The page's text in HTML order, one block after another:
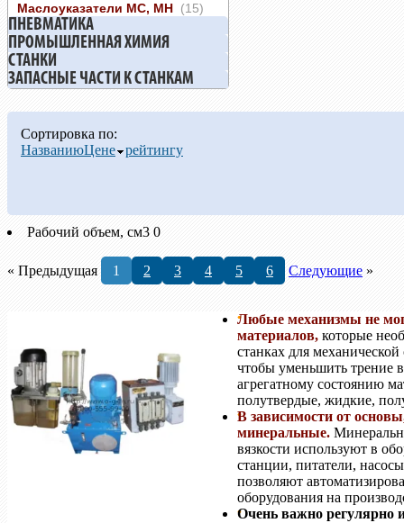
Маслоуказатели МС, МН (15)
ПНЕВМАТИКА
ПРОМЫШЛЕННАЯ ХИМИЯ
СТАНКИ
ЗАПАСНЫЕ ЧАСТИ К СТАНКАМ
Сортировка по:
НазваниюЦене рейтингу
Рабочий объем, см3 0
« Предыдущая 1 2 3 4 5 6 Следующие »
Любые механизмы не
материалов, которые
станках для
чтобы уменьшить трение
агрегатному состоянию
полутвердые, жидкие,
В зависимости от
минеральные.
вязкости используют в
станции, питатели,
позволяют
оборудования на
Очень важно регулярно